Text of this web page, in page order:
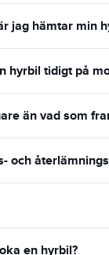
jag hämtar min
hyrbil tidigt på
än vad som
och
en hyrbil?